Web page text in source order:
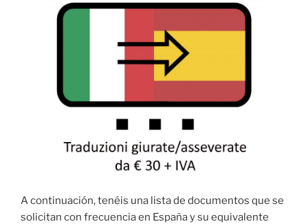
A continuación, tenéis una lista de documentos que se
solicitan con frecuencia en España y su equivalente